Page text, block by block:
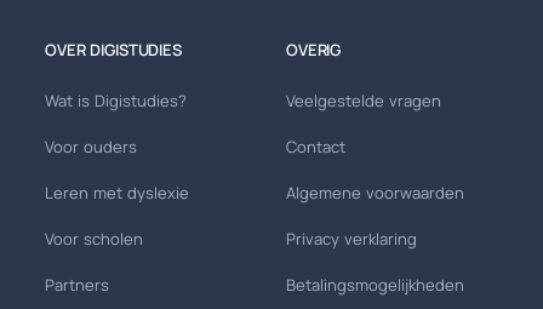
OVER DIGISTUDIES
Wat is Digistudies?
Voor ouders
Leren met dyslexie
Voor scholen
Partners
OVERIG
Veelgestelde vragen
Contact
Algemene voorwaarden
Privacy verklaring
Betalingsmogelijkheden